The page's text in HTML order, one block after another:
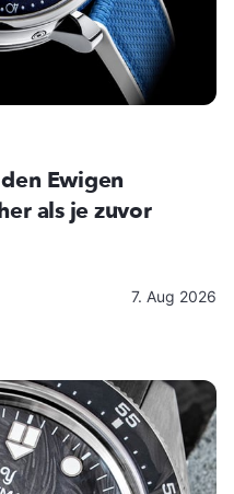
Ewigen
als je zuvor
7. Aug 2026